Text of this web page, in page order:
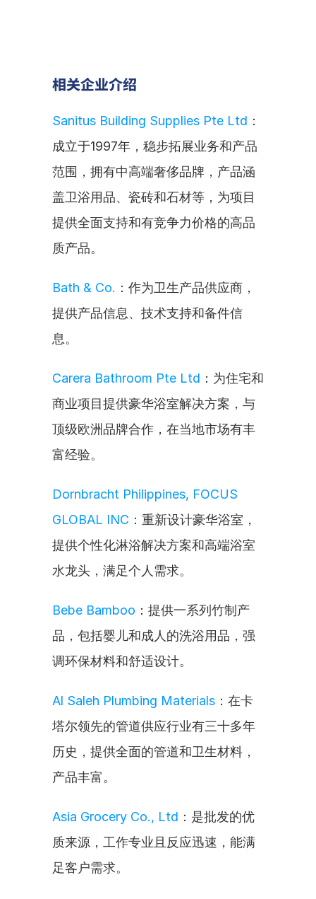
相关企业介绍
Sanitus Building Supplies Pte Ltd ：
成立于1997年，稳步拓展业务和产品
范围，拥有中高端奢侈品牌，产品涵
盖卫浴用品、瓷砖和石材等，为项目
提供全面支持和有竞争力价格的高品
质产品。
Bath & Co. ：作为卫生产品供应商，
提供产品信息、技术支持和备件信
息。
Carera Bathroom Pte Ltd ：为住宅和
商业项目提供豪华浴室解决方案，与
顶级欧洲品牌合作，在当地市场有丰
富经验。
Dornbracht Philippines, FOCUS
GLOBAL INC ：重新设计豪华浴室，
提供个性化淋浴解决方案和高端浴室
水龙头，满足个人需求。
Bebe Bamboo ：提供一系列竹制产
品，包括婴儿和成人的洗浴用品，强
调环保材料和舒适设计。
Al Saleh Plumbing Materials ：在卡
塔尔领先的管道供应行业有三十多年
历史，提供全面的管道和卫生材料，
产品丰富。
Asia Grocery Co., Ltd ：是批发的优
质来源，工作专业且反应迅速，能满
足客户需求。